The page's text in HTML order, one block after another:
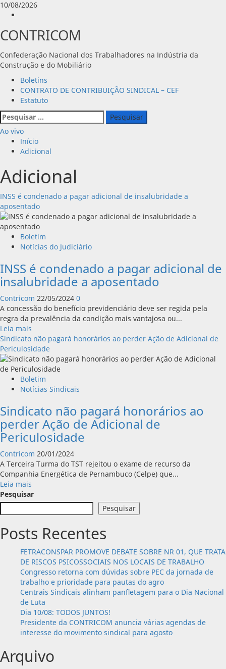
Avançar
para
conteúdo
10/08/2026
CONTRICOM
Confederação Nacional dos Trabalhadores na Indústria da
Construção e do Mobiliário
Menu
principal
Boletins
CONTRATO DE CONTRIBUIÇÃO SINDICAL – CEF
Estatuto
Pesquisar
por:
Ao vivo
Início
Adicional
Adicional
INSS é condenado a pagar adicional de insalubridade a
aposentado
Boletim
Notícias do Judiciário
INSS é condenado a pagar adicional de
insalubridade a aposentado
Contricom 22/05/2024 0
A concessão do benefício previdenciário deve ser regida pela
regra da prevalência da condição mais vantajosa ou...
Leia mais
mais
sobre
INSS
é
condenado
a
adicional
de
insalubridade
a
aposentado
Sindicato não pagará honorários ao perder Ação de Adicional de
Periculosidade
Boletim
Notícias Sindicais
Sindicato não pagará honorários ao
perder Ação de Adicional de
Periculosidade
Contricom 20/01/2024
A Terceira Turma do TST rejeitou o exame de recurso da
Companhia Energética de Pernambuco (Celpe) que...
Leia mais
mais
sobre
Sindicato
pagará
ao
perder
Ação
de
Adicional
de
Periculosidade
Pesquisar
Pesquisar
Posts Recentes
FETRACONSPAR PROMOVE DEBATE SOBRE NR 01, QUE TRATA
DE RISCOS PSICOSSOCIAIS NOS LOCAIS DE TRABALHO
Congresso retorna com dúvidas sobre PEC da jornada de
trabalho e prioridade para pautas do agro
Centrais Sindicais alinham panfletagem para o Dia Nacional
de Luta
Dia 10/08: TODOS JUNTOS!
Presidente da CONTRICOM anuncia várias agendas de
interesse do movimento sindical para agosto
Arquivo